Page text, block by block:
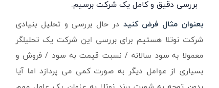
بررسی دقیق و کامل یک شرکت برسیم.
بعنوان مثال فرض کنید در حال بررسی و تحلیل بنیادی
شرکت نوتلا هستیم برای بررسی این شرکت یک تحلیلگر
معمولا به سود سالانه / نسبت قیمت به سود / فروش و
بسیاری از عوامل دیگر به صورت کمی می پردازد اما آیا